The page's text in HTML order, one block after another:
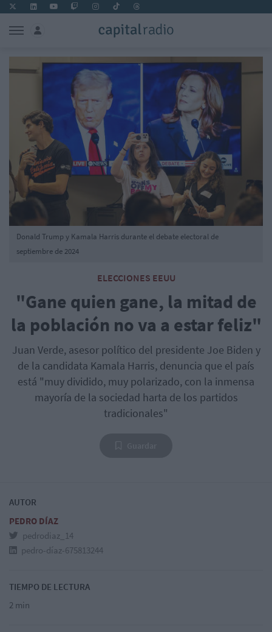
ELECCIONES EEUU
"Gane quien gane, la mitad de
la población no va a estar feliz"
Juan Verde, asesor político del presidente Joe Biden y
de la candidata Kamala Harris, denuncia que el país
está "muy dividido, muy polarizado, con la inmensa
mayoría de la sociedad harta de los partidos
tradicionales"
Donald Trump y Kamala Harris durante el debate electoral de
septiembre de 2024
AUTOR
PEDRO DÍAZ
pedrodiaz_14
pedro-díaz-675813244
TIEMPO DE LECTURA
2 min